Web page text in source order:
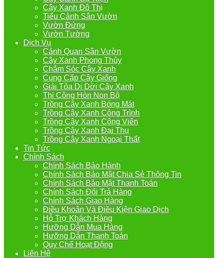
Cây Xanh Đô Thị
Tiểu Cảnh Sân Vườn
Vườn Đứng
Vườn Tường
Dịch Vụ
Cảnh Quan Sân Vườn
Cây Xanh Phong Thủy
Chắm Sóc Cây Xanh
Cung Cấp Cây Giống
Giải Tỏa Di Dời Cây Xanh
Thi Công Hòn Non Bộ
Trồng Cây Xanh Bóng Mát
Trồng Cây Xanh Công Trình
Trồng Cây Xanh Công Viên
Trồng Cây Xanh Đại Thụ
Trồng Cây Xanh Ngoại Thất
Tin Tức
Chính Sách
Chính Sách Bảo Hành
Chính Sách Bảo Mật Chia Sẻ Thông Tin
Chính Sách Bảo Mật Thanh Toán
Chính Sách Đổi Trả Hàng
Chính Sách Giao Hàng
Điều Khoản Và Điều Kiện Giao Dịch
Hỗ Trợ Khách Hàng
Hưỡng Dẫn Mua Hàng
Hưỡng Dẫn Thanh Toán
Quy Chế Hoạt Động
Liên Hệ